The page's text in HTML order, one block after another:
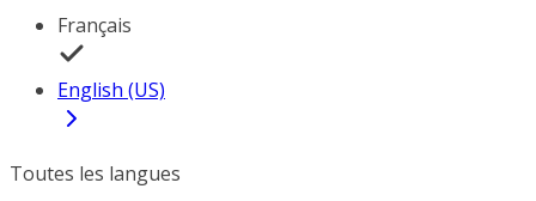
Français
English (US)
Toutes les langues